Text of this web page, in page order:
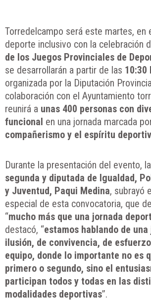
Torredelcampo será este martes, en
deporte inclusivo con la celebración
de los Juegos Provinciales de
se desarrollarán a partir de las 10:30
organizada por la Diputación
colaboración con el Ayuntamiento
reunirá a unas 400 personas con
funcional en una jornada marcada
compañerismo y el espíritu
Durante la presentación del evento, la
segunda y diputada de Igualdad,
y Juventud, Paqui Medina, subrayó
especial de esta convocatoria, que
“mucho más que una jornada
destacó, “estamos hablando de
ilusión, de convivencia, de
equipo, donde lo importante no es
primero o segundo, sino el
participan todos y todas en las
modalidades deportivas”.